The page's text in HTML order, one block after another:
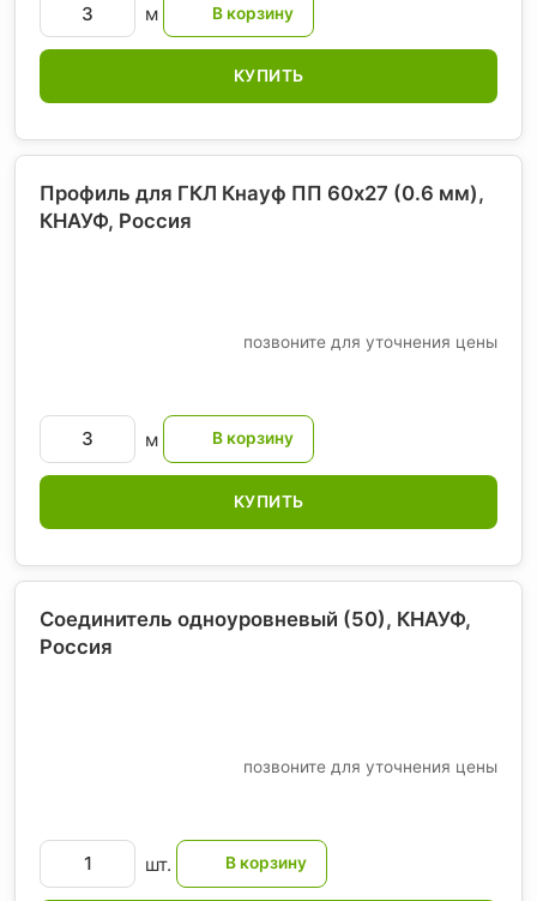
м
КУПИТЬ
Профиль для ГКЛ Кнауф ПП 60х27 (0.6 мм),
КНАУФ, Россия
позвоните для уточнения цены
м
КУПИТЬ
Соединитель одноуровневый (50), КНАУФ,
Россия
позвоните для уточнения цены
шт.